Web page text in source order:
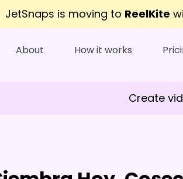
JetSnaps is moving to ReelKite
About How it works
Create